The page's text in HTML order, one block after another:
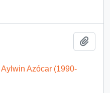
Azócar (1990-